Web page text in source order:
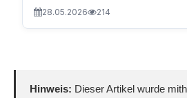
28.05.2026 214
Hinweis: Dieser Artikel wurde